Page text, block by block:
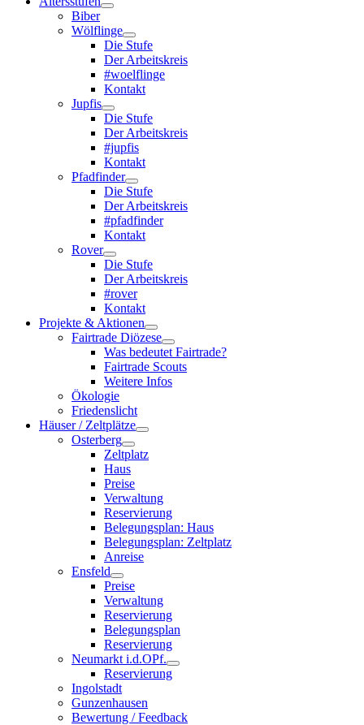
Biber
Wölflinge
Die Stufe
Der Arbeitskreis
#woelflinge
Kontakt
Jupfis
Die Stufe
Der Arbeitskreis
#jupfis
Kontakt
Pfadfinder
Die Stufe
Der Arbeitskreis
#pfadfinder
Kontakt
Rover
Die Stufe
Der Arbeitskreis
#rover
Kontakt
Projekte & Aktionen
Fairtrade Diözese
Was bedeutet Fairtrade?
Fairtrade Scouts
Weitere Infos
Ökologie
Friedenslicht
Häuser / Zeltplätze
Osterberg
Zeltplatz
Haus
Preise
Verwaltung
Reservierung
Belegungsplan: Haus
Belegungsplan: Zeltplatz
Anreise
Ensfeld
Preise
Verwaltung
Reservierung
Belegungsplan
Reservierung
Neumarkt i.d.OPf.
Reservierung
Ingolstadt
Gunzenhausen
Bewertung / Feedback